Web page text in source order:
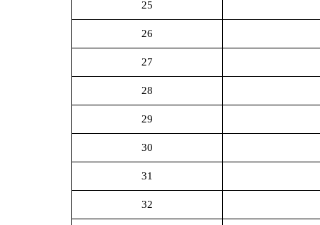
25
26
27
28
29
30
31
32